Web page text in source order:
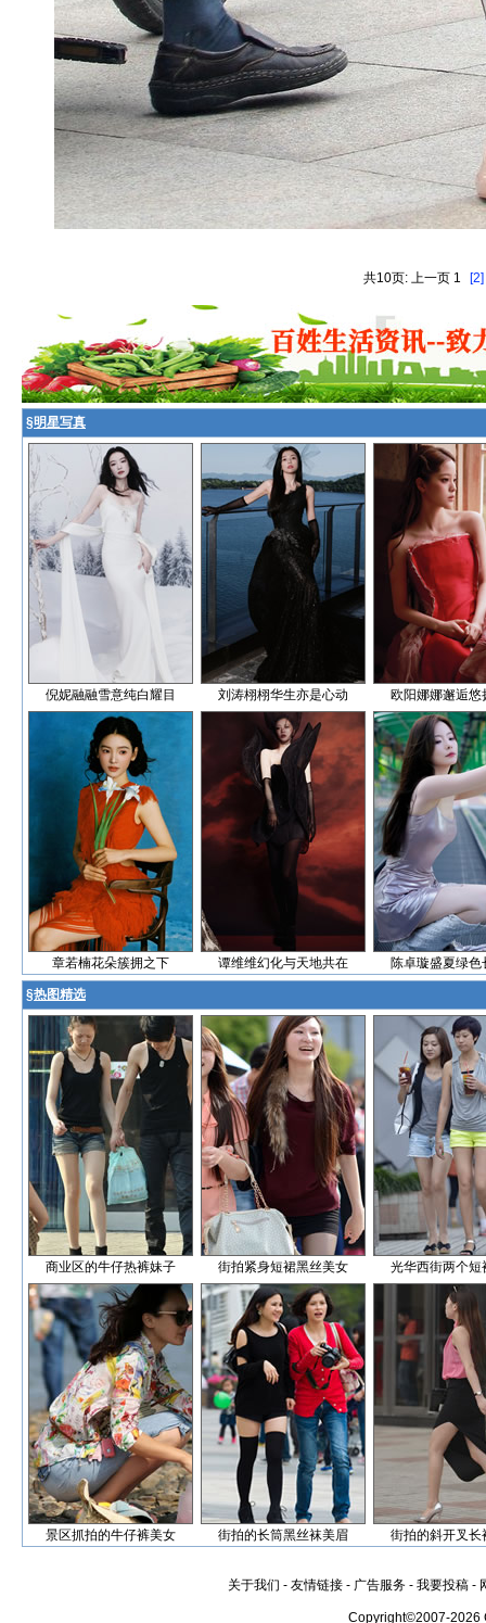
共10页: 上一页 1 [2]
§明星写真
倪妮融融雪意纯白耀目 刘涛栩栩华生亦是心动 欧阳娜娜邂逅悠
章若楠花朵簇拥之下 谭维维幻化与天地共在 陈卓璇盛夏绿色
§热图精选
商业区的牛仔热裤妹子 街拍紧身短裙黑丝美女 光华西街两个短
景区抓拍的牛仔裤美女 街拍的长筒黑丝袜美眉 街拍的斜开叉长
关于我们 - 友情链接 - 广告服务 - 我要投稿 -
Copyright©2007-2026